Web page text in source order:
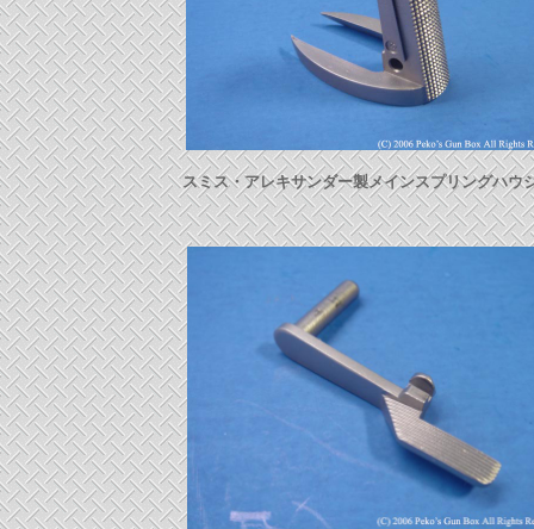
スミス・アレキサンダー製メインスプリングハウ